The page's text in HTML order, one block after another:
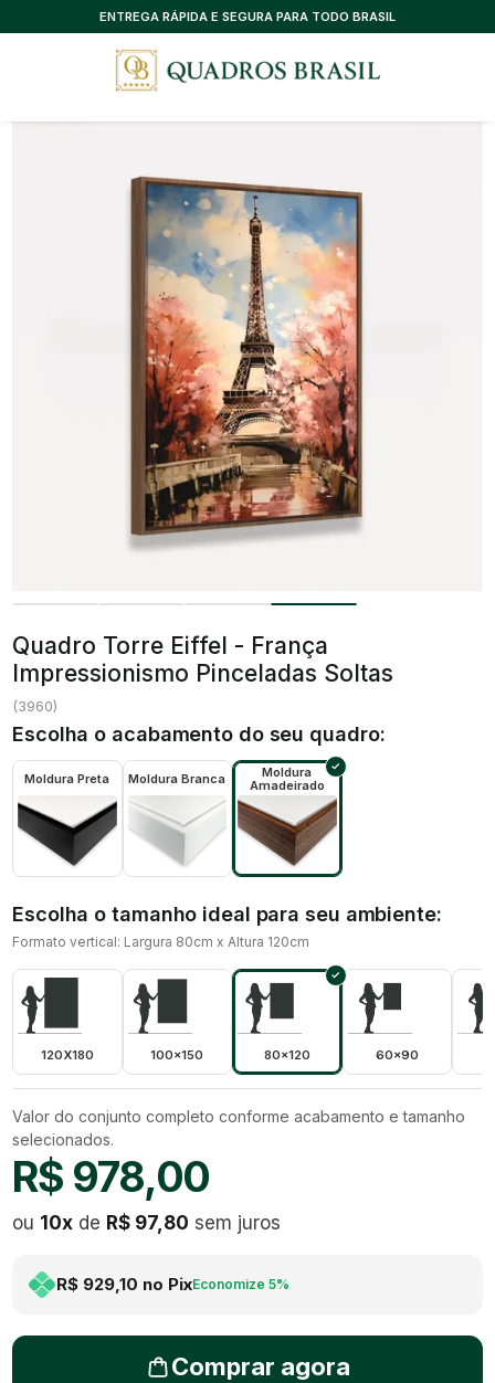
CONSULTORIA EXCLUSIVA, SEM CUSTO
ENTREGA RÁPIDA E SEGURA PARA TODO BRASIL
Quadro Torre Eiffel - França
Impressionismo Pinceladas Soltas
(3960)
Escolha o acabamento do seu quadro:
Moldura Preta Moldura Branca
Moldura
Amadeirado
Escolha o tamanho ideal para seu ambiente:
Formato vertical: Largura 80cm x Altura 120cm
120X180 100x150 80x120 60x90
Valor do conjunto completo conforme acabamento e tamanho
selecionados.
R$ 978,00
ou 10x de R$ 97,80 sem juros
R$ 929,10 no PixEconomize 5%
Comprar agora